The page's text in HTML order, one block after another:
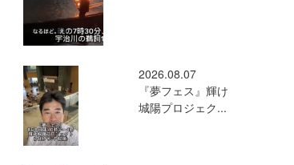
2026.08.07
『夢フェス』輝け
城陽プロジェク...